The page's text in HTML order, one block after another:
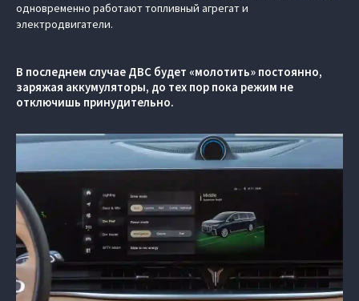
одновременно работают топливный агрегат и
электродвигатели.
В последнем случае ДВС будет «молотить» постоянно,
заряжая аккумуляторы, до тех пор пока режим не
отключишь принудительно.